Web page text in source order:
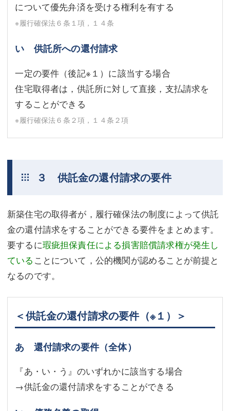
について優先弁済を受ける権利を有する
※履行確保法６条１項，１４条
い 供託所への還付請求
一定の要件（後記※１ ）に該当する場合
住宅取得者は，供託所に対して直接，支払請求を
することができる
※履行確保法６条２項，１４条２項
３ 供託金の還付請求の要件
新築住宅の取得者が，履行確保法の制度によって供託
金の還付請求をすることができる要件をまとめます。
要するに瑕疵担保責任による損害賠償請求権が発生し
ている ことについて，公的機関が認めることが前提と
なるのです。
＜供託金の還付請求の要件（※１） ＞
あ 還付請求の要件（全体）
『あ・い・う』のいずれかに該当する場合
→供託金の還付請求をすることができる